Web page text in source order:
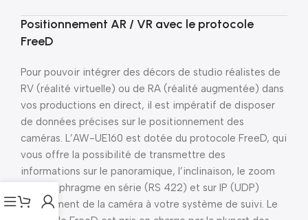
Positionnement AR / VR avec le protocole
FreeD
Pour pouvoir intégrer des décors de studio réalistes de
RV (réalité virtuelle) ou de RA (réalité augmentée) dans
vos productions en direct, il est impératif de disposer
de données précises sur le positionnement des
caméras. L’AW-UE160 est dotée du protocole FreeD, qui
vous offre la possibilité de transmettre des
informations sur le panoramique, l’inclinaison, le zoom
et le diaphragme en série (RS 422) et sur IP (UDP)
directement de la caméra à votre système de suivi. Le